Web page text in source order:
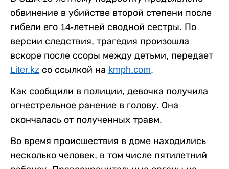
обвинение в убийстве второй степени после
гибели его 14-летней сводной сестры. По
версии следствия, трагедия произошла
вскоре после ссоры между детьми, передает
Liter.kz со ссылкой на kmph.com.
Как сообщили в полиции, девочка получила
огнестрельное ранение в голову. Она
скончалась от полученных травм.
Во время происшествия в доме находились
несколько человек, в том числе пятилетний